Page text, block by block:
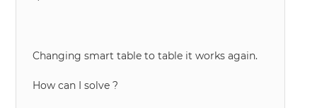
Changing smart table to table it works again.
How can I solve ?